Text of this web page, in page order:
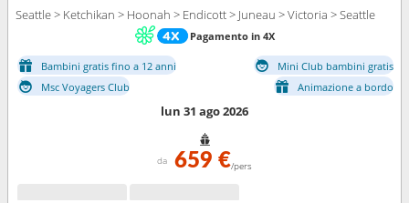
Seattle > Ketchikan > Hoonah > Endicott > Juneau > Victoria > Seattle
Pagamento in 4X
Bambini gratis fino a 12 anni
Mini Club bambini gratis
Msc Voyagers Club
Animazione a bordo
lun 31 ago 2026
da 659 €/pers